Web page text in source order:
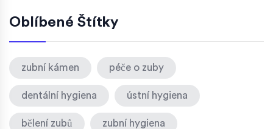
Oblíbené Štítky
zubní kámen péče o zuby
dentální hygiena ústní hygiena
bělení zubů zubní hygiena